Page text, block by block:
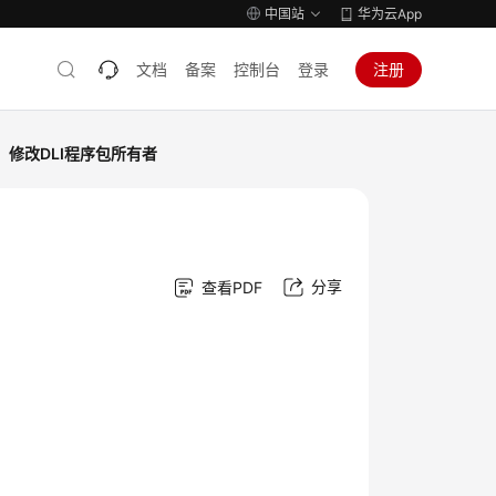
中国站 华为云App
文档 备案 控制台 登录 注册
修改DLI程序包所有者
查看PDF 分享